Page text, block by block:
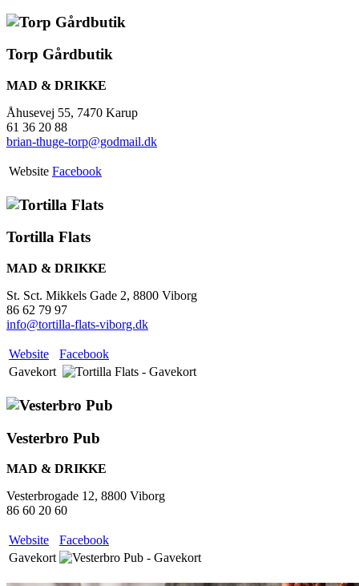
Torp Gårdbutik
MAD & DRIKKE
Åhusevej 55, 7470 Karup
61 36 20 88
brian-thuge-torp@godmail.dk
Website Facebook
Tortilla Flats
MAD & DRIKKE
St. Sct. Mikkels Gade 2, 8800 Viborg
86 62 79 97
info@tortilla-flats-viborg.dk
Website
Facebook
Gavekort
Vesterbro Pub
MAD & DRIKKE
Vesterbrogade 12, 8800 Viborg
86 60 20 60
Website
Facebook
Gavekort